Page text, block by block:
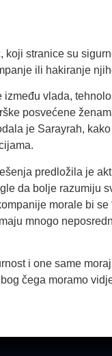
koji stranice su
ili hakiranje
vlada,
posvećene
je Sarayrah,
predložila je
da bolje razumiju
morale bi se
mnogo
i one same
čega moramo